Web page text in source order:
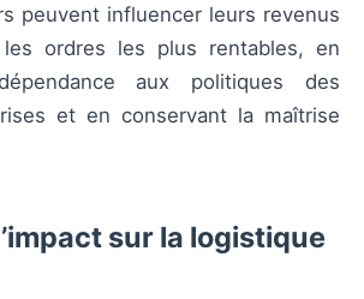
peuvent influencer leurs revenus
ordres les plus rentables, en
aux politiques des
et en conservant la maîtrise
sur la logistique